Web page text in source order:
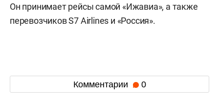
Он принимает рейсы самой «Ижавиа», а также
перевозчиков S7 Airlines и «Россия».
Комментарии 0